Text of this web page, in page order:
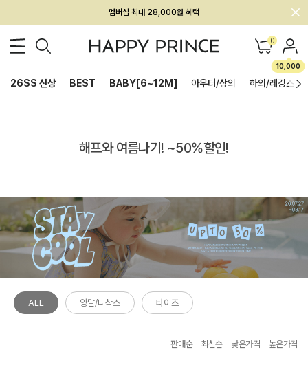
멤버십 최대 28,000원 혜택
0
10,000
26SS 신상 BEST BABY[6~12M] 아우터/상의 하의/레깅스
해프와 여름나기! ~50%할인!
ALL 양말/니삭스 타이즈
판매순 최신순 낮은가격 높은가격